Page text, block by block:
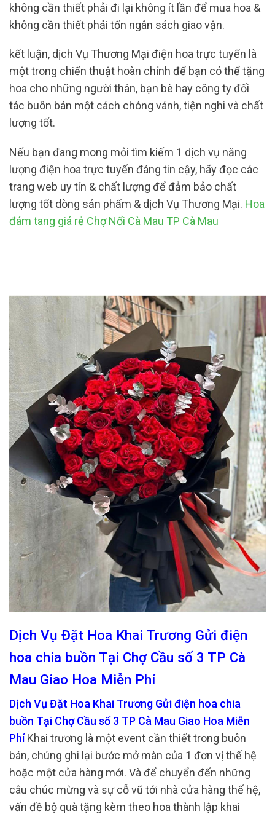
không cần thiết phải đi lại không ít lần để mua hoa &
không cần thiết phải tốn ngân sách giao vận.
kết luận, dịch Vụ Thương Mại điện hoa trực tuyến là
một trong chiến thuật hoàn chỉnh để bạn có thể tặng
hoa cho những người thân, bạn bè hay công ty đối
tác buôn bán một cách chóng vánh, tiện nghi và chất
lượng tốt.
Nếu bạn đang mong mỏi tìm kiếm 1 dịch vụ năng
lượng điện hoa trực tuyến đáng tin cậy, hãy đọc các
trang web uy tín & chất lượng để đảm bảo chất
lượng tốt dòng sản phẩm & dịch Vụ Thương Mại. Hoa
đám tang giá rẻ Chợ Nổi Cà Mau TP Cà Mau
Dịch Vụ Đặt Hoa Khai Trương Gửi điện
hoa chia buồn Tại Chợ Cầu số 3 TP Cà
Mau Giao Hoa Miễn Phí
Dịch Vụ Đặt Hoa Khai Trương Gửi điện hoa chia
buồn Tại Chợ Cầu số 3 TP Cà Mau Giao Hoa Miễn
PhíKhai trương là một event cần thiết trong buôn
bán, chúng ghi lại bước mở màn của 1 đơn vị thế hệ
hoặc một cửa hàng mới. Và để chuyển đến những
câu chúc mừng và sự cỗ vũ tới nhà cửa hàng thế hệ,
vấn đề bộ quà tặng kèm theo hoa thành lập khai